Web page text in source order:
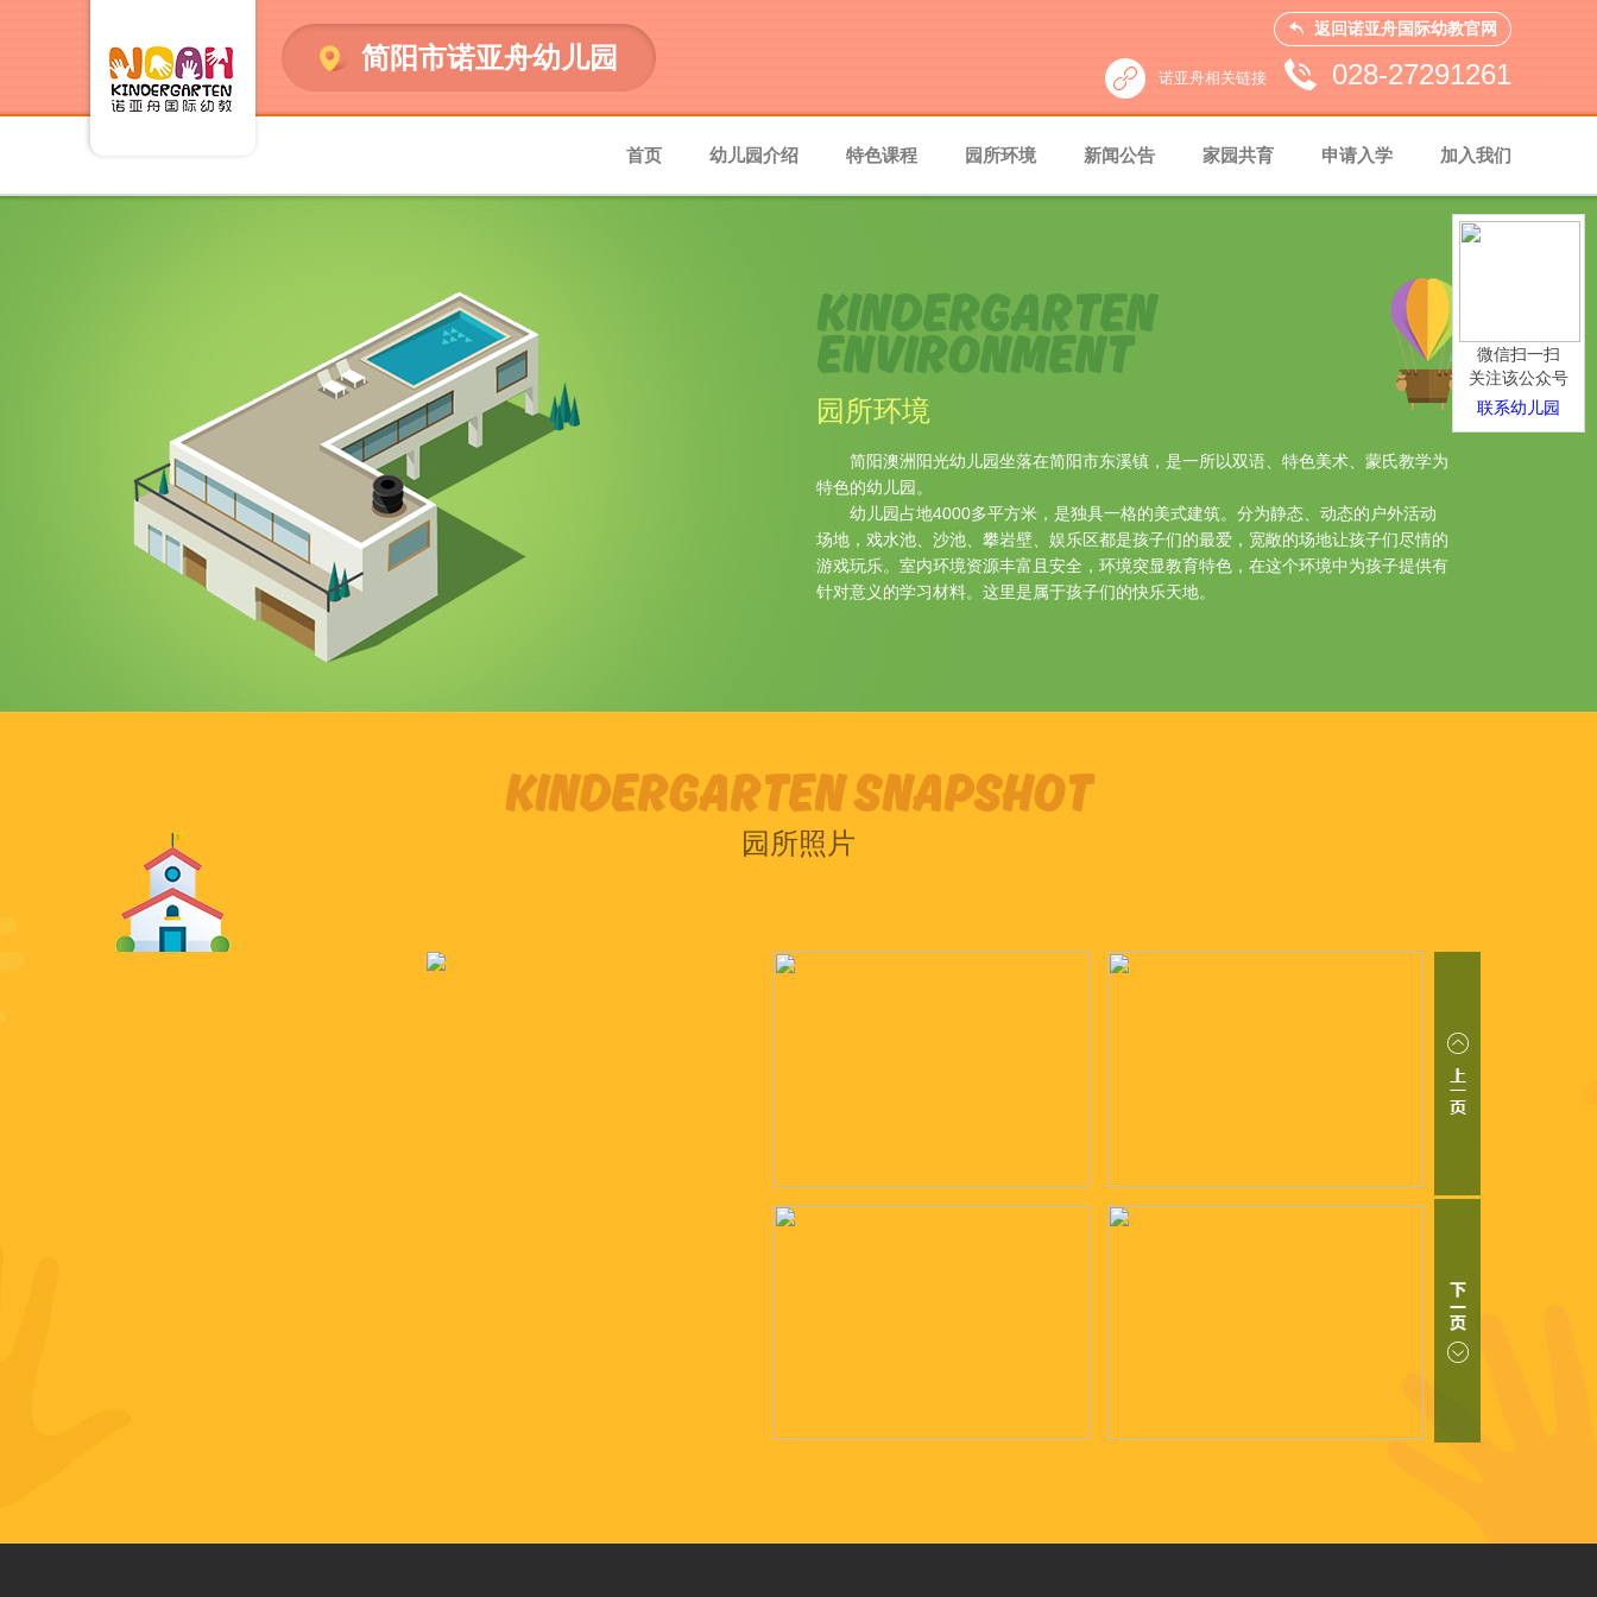
简阳市诺亚舟幼儿园
返回诺亚舟国际幼教官网
028-27291261
诺亚舟相关链接
诺亚舟教育主站
首页 幼儿园介绍 特色课程 园所环境 新闻公告 家园共育 申请入学 加入我们
KINDERGARTEN
ENVIRONMENT
园所环境
简阳澳洲阳光幼儿园坐落在简阳市东溪镇，是一所以双语、特色美术、蒙氏教学为
特色的幼儿园。
幼儿园占地4000多平方米，是独具一格的美式建筑。分为静态、动态的户外活动
场地，戏水池、沙池、攀岩壁、娱乐区都是孩子们的最爱，宽敞的场地让孩子们尽情的
游戏玩乐。室内环境资源丰富且安全，环境突显教育特色，在这个环境中为孩子提供有
针对意义的学习材料。这里是属于孩子们的快乐天地。
KINDERGARTEN SNAPSHOT
园所照片
微信扫一扫
关注该公众号
联系幼儿园